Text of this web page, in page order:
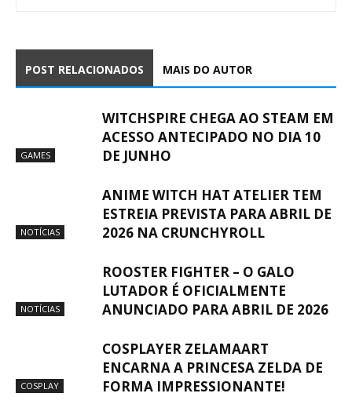
POST RELACIONADOS MAIS DO AUTOR
GAMES
WITCHSPIRE CHEGA AO STEAM EM
ACESSO ANTECIPADO NO DIA 10
DE JUNHO
NOTÍCIAS
ANIME WITCH HAT ATELIER TEM
ESTREIA PREVISTA PARA ABRIL DE
2026 NA CRUNCHYROLL
NOTÍCIAS
ROOSTER FIGHTER – O GALO
LUTADOR É OFICIALMENTE
ANUNCIADO PARA ABRIL DE 2026
COSPLAY
COSPLAYER ZELAMAART
ENCARNA A PRINCESA ZELDA DE
FORMA IMPRESSIONANTE!